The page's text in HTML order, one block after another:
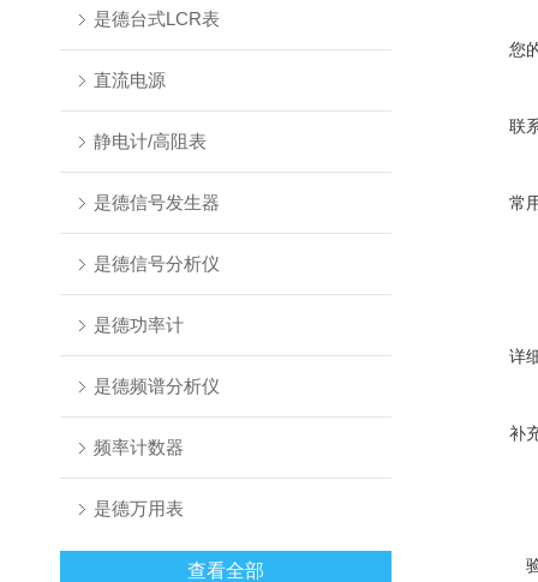
是德台式LCR表
直流电源
静电计/高阻表
是德信号发生器
是德信号分析仪
是德功率计
是德频谱分析仪
频率计数器
是德万用表
查看全部
您
联
常
详
补